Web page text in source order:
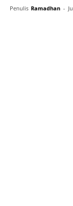
Penulis Ramadhan -